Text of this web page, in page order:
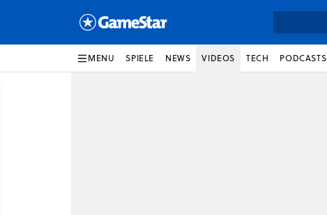
MENU SPIELE NEWS VIDEOS TECH PODCASTS